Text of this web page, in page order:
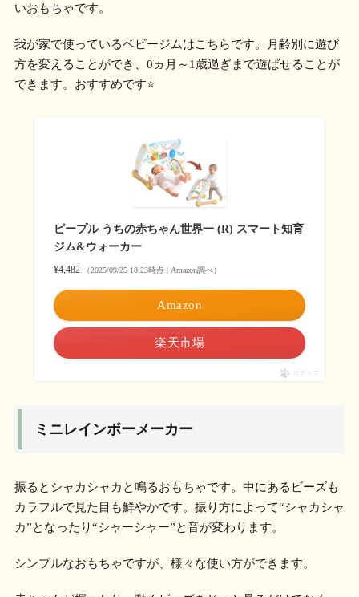
いおもちゃです。
我が家で使っているベビージムはこちらです。月齢別に遊び
方を変えることができ、0ヵ月～1歳過ぎまで遊ばせることが
できます。おすすめです⭐
ピープル うちの赤ちゃん世界一 (R) スマート知育
ジム&ウォーカー
¥4,482 （2025/09/25 18:23時点 | Amazon調べ）
Amazon
楽天市場
ポチップ
ミニレインボーメーカー
振るとシャカシャカと鳴るおもちゃです。中にあるビーズも
カラフルで見た目も鮮やかです。振り方によって“シャカシャ
カ”となったり“シャーシャー”と音が変わります。
シンプルなおもちゃですが、様々な使い方ができます。